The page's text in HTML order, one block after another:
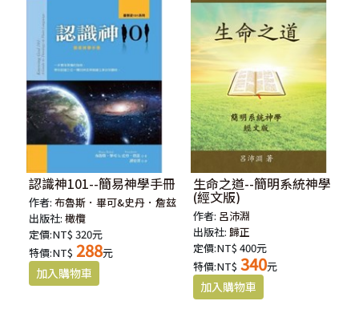
認識神101--簡易神學手冊
作者:布魯斯．畢可&史丹．詹玆
出版社:橄欖
定價:NT$ 320元
特價:NT$ 288元
生命之道--簡明系統神學
(經文版)
作者: 呂沛淵
出版社:歸正
定價:NT$ 400元
特價:NT$ 340元